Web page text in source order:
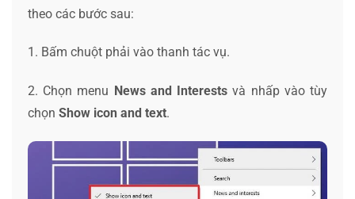
theo các bước sau:
1. Bấm chuột phải vào thanh tác vụ.
2. Chọn menu News and Interests và nhấp vào tùy
chọn Show icon and text.